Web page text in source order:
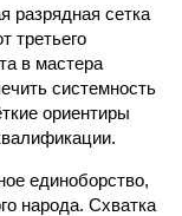
разрядная сетка
третьего
в мастера
системность
ориентиры
единоборство,
народа. Схватка